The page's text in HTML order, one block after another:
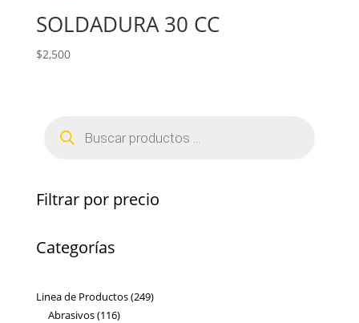
SOLDADURA 30 CC
$2,500
productos
Filtrar por precio
Categorías
Linea de Productos 249249
Abrasivos 116116